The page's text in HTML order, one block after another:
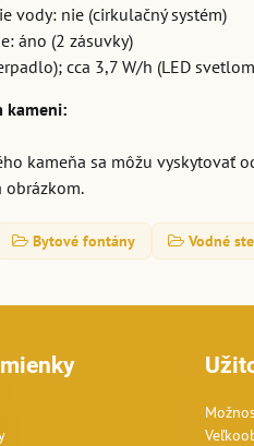
vody: nie (cirkulačný systém)
áno (2 zásuvky)
cca 3,7 W/h (LED
kameni:
kameňa sa môžu vyskytovať
obrázkom.
Bytové fontány Vodné